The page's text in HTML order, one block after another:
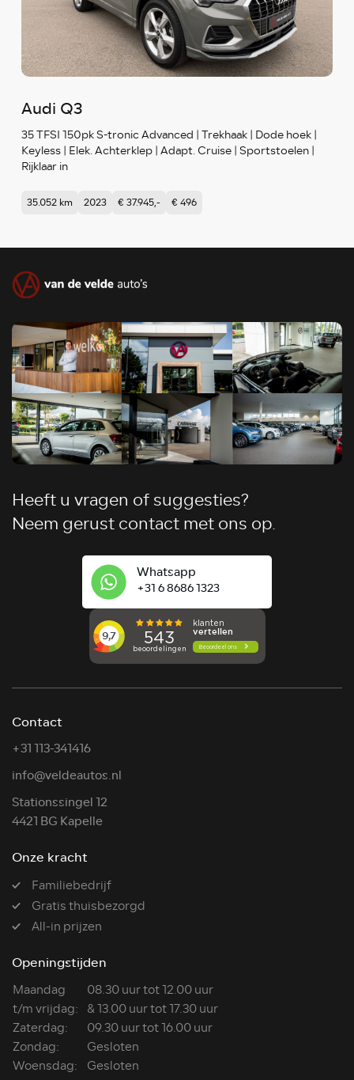
Audi Q3
35 TFSI 150pk S-tronic Advanced | Trekhaak | Dode hoek |
Keyless | Elek. Achterklep | Adapt. Cruise | Sportstoelen |
Rijklaar in
35.052 km 2023 € 37.945,- € 496
Heeft u vragen of suggesties?
Neem gerust contact met ons op.
Whatsapp
+31 6 8686 1323
Contact
+31 113-341416
info@veldeautos.nl
Stationssingel 12
4421 BG Kapelle
Onze kracht
Familiebedrijf
Gratis thuisbezorgd
All-in prijzen
Openingstijden
Maandag
08.30 uur tot 12.00 uur
t/m vrijdag: & 13.00 uur tot 17.30 uur
Zaterdag:
09.30 uur tot 16.00 uur
Zondag:
Gesloten
Woensdag:
Gesloten